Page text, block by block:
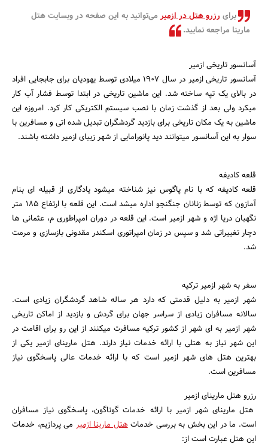
برای رزرو هتل در ازمیر می‌توانید به این صفحه در وبسایت هتل
مارینا مراجعه نمایید.
آسانسور تاریخی ازمیر
آسانسور تاریخی ازمیر در سال 1907 میلادی توسط یهودیان برای جابجایی افراد
در بالای یک تپه ساخته شد. این ماشین تاریخی در ابتدا توسط فشار آب کار
میکرد ولی بعد از گذشت زمان با نصب سیستم الکتریکی کار کرد. امروزه این
ماشین به یک مکان تاریخی برای بازدید گردشگران تبدیل شده اتی و مسافرین با
سوار به این آسانسور میتوانند دید پانورامایی از شهر زیبای ازمیر داشته باشند.
قلعه کادیفه
قلعه کادیفه که با نام پاگوس نیز شناخته میشود یادگاری از قبیله ای بنام
آمازون که توسط زنانان جنگنجو اداره میشد است. این قلعه با ارتفاع 185 متر
نگهبان دریا اژه و شهر ازمیر است. این قلعه در دوران امپراطوری م، عثمانی ها
دچار تغییراتی شد و سپس در زمان امپراتوری اسکندر مقدونی بازسازی و مرمت
شد.
سفر به شهر ازمیر ترکیه
شهر ازمیر به دلیل قدمتی که دارد هر ساله شاهد گردشگران زیادی است.
سالانه مسافران زیادی از سراسر جهان برای گردش و بازدید از اماکن تاریخی
شهر ازمیر به ای شهر از کشور ترکیه مسافرت میکنند از این رو برای اقامت در
این شهر نیاز به هتلی با ارائه خدمات نیاز دارند. هتل مارینای ازمیر یکی از
بهترین هتل های شهر ازمیر است که با ارائه خدمات عالی پاسخگوی نیاز
مسافرین است.
رزرو هتل مارینای ازمیر
هتل مارینای شهر ازمیر با ارائه خدمات گوناگون، پاسخگوی نیاز مسافران
است. ما در این بخش به بررسی خدماتهتل مارینا ازمیر می پردازیم، خدمات
این هتل عبارت است از: